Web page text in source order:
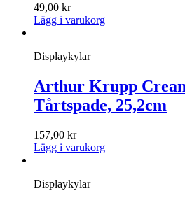
49,00 kr
Lägg i varukorg
Displaykylar
Arthur Krupp
Tårtspade, 25,2cm
157,00 kr
Lägg i varukorg
Displaykylar